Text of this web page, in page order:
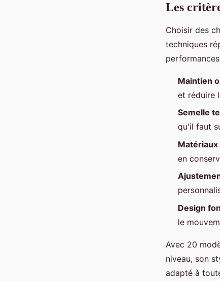
Les
Choisir des
techniques
Maintien
et réduire
Semelle
qu'il faut
en
Design
le
Avec 20
niveau, son
adapté à